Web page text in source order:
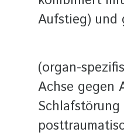
Aufstieg) und
(organ-
Achse gegen
Schlafstörung